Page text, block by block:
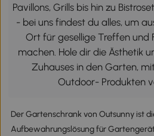
Pavillons, Grills bis hin zu
- bei uns findest du alles, um
Ort für gesellige Treffen und
machen. Hole dir die Ästhetik
Zuhauses in den Garten,
Outdoor- Produkten
Der Gartenschrank von Outsunny ist
Aufbewahrungslösung für